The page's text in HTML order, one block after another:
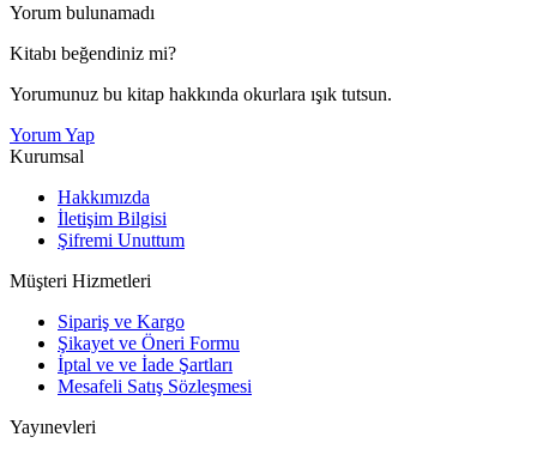
Yorum bulunamadı
Kitabı beğendiniz mi?
Yorumunuz bu kitap hakkında okurlara ışık tutsun.
Yorum Yap
Kurumsal
Hakkımızda
İletişim Bilgisi
Şifremi Unuttum
Müşteri Hizmetleri
Sipariş ve Kargo
Şikayet ve Öneri Formu
İptal ve ve İade Şartları
Mesafeli Satış Sözleşmesi
Yayınevleri